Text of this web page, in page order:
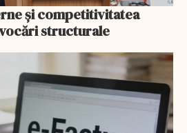
și competitivitatea
structurale